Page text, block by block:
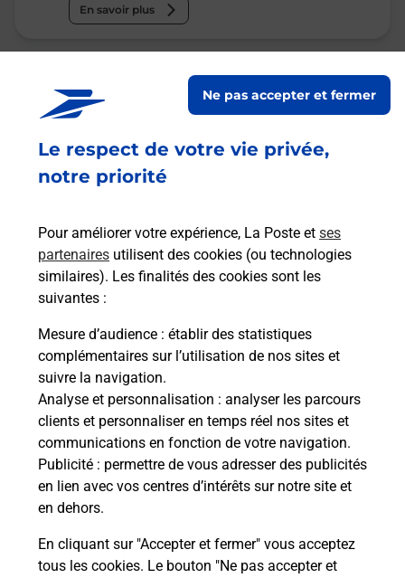
Le respect de votre vie privée,
notre priorité
Pour améliorer votre expérience, La Poste et ses
partenaires utilisent des cookies (ou technologies
similaires). Les finalités des cookies sont les
suivantes :
Mesure d’audience : établir des statistiques
complémentaires sur l’utilisation de nos sites et
suivre la navigation.
Analyse et personnalisation : analyser les parcours
clients et personnaliser en temps réel nos sites et
communications en fonction de votre navigation.
Publicité : permettre de vous adresser des publicités
en lien avec vos centres d’intérêts sur notre site et
en dehors.
En cliquant sur "Accepter et fermer" vous acceptez
tous les cookies. Le bouton "Ne pas accepter et
Ne pas accepter et fermer
En savoir plus
La Poste
en ligne
Ouvert 24h/24
Recherchez un autre point de contact
Questions fréquemment posées
Quel réseau utilise La Poste Mobile ?
Est-ce que je peux garder mon
numéro de mobile gratuitement ?